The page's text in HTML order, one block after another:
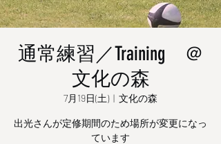
通常練習／Training ＠
文化の森
7月19日(土)
  |
文化の森
出光さんが定修期間のため場所が変更になっ
ています